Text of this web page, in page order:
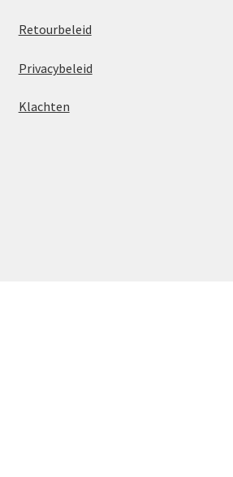
Retourbeleid
Privacybeleid
Klachten